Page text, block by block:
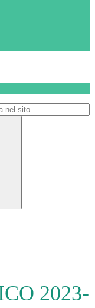
2023-